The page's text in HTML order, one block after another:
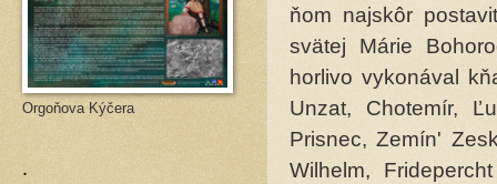
ňom najskôr
svätej Márie
horlivo vykonával
Unzat, Chotemír,
Prisnec, Zemín'
Wilhelm,
Orgoňova Kýčera
.